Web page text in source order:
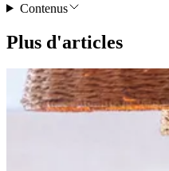
Contenus
Plus d'articles